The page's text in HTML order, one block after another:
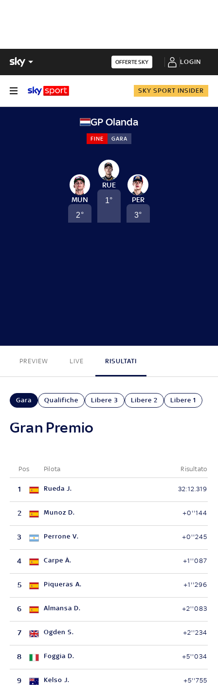
OFFERTE SKY LOGIN
SKY SPORT INSIDER
GP Olanda
FINE GARA
RUE
1°
MUN
2°
PER
3°
PREVIEW LIVE RISULTATI
Gara Qualifiche Libere 3 Libere 2 Libere 1
Gran Premio
Pos Pilota Risultato
1 Rueda J. 32:12.319
2 Munoz D. +0''144
3 Perrone V. +0''245
4 Carpe Á. +1''087
5 Piqueras A. +1''296
6 Almansa D. +2''083
7 Ogden S. +2''234
8 Foggia D. +5''034
9 Kelso J. +5''755